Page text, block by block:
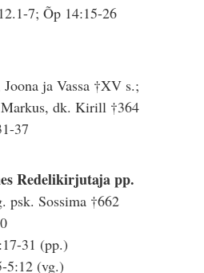
7; Õp 14:15-26
ja Vassa †XV s.;
dk. Kirill †364
37
Redelikirjutaja pp.
psk. Sossima †662
31 (pp.)
5:12 (vg.)